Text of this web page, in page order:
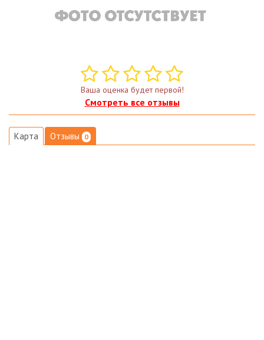
Ваша оценка будет первой!
Смотреть все отзывы
Карта Отзывы 0